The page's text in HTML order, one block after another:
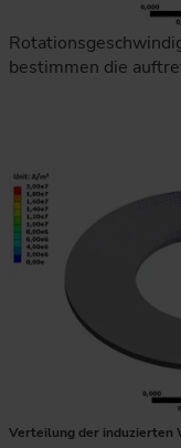
bestimmen die
Verteilung der induzierten